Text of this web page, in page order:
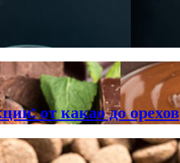
от какао до орехов